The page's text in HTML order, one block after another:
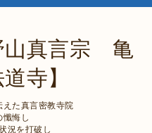
真言宗 亀
寺】
えた真言密教寺院
悔し
打破し